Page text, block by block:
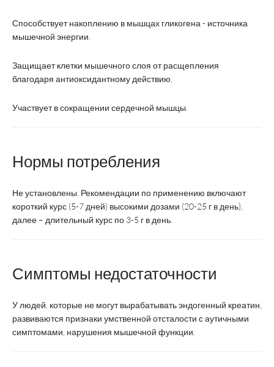
Способствует накоплению в мышцах гликогена - источника
мышечной энергии.
Защищает клетки мышечного слоя от расщепления
благодаря антиоксидантному действию.
Участвует в сокращении сердечной мышцы.
Нормы потребления
Не установлены. Рекомендации по применению включают
короткий курс (5-7 дней) высокими дозами (20-25 г в день),
далее – длительный курс по 3-5 г в день.
Симптомы недостаточности
У людей, которые не могут вырабатывать эндогенный креатин,
развиваются признаки умственной отсталости с аутичными
симптомами, нарушения мышечной функции.